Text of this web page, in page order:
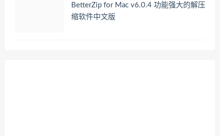
BetterZip for Mac v6.0.4 功能强大的解压
缩软件中文版